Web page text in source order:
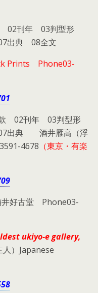
刊年 03判型形
07出典 08全文
Prints
Phone03-
02刊年 03判型形
出典 酒井雁高（浮
4678 （東京・有楽
井好古堂 Phone03-
ukiyo-e gallery,
）Japanese